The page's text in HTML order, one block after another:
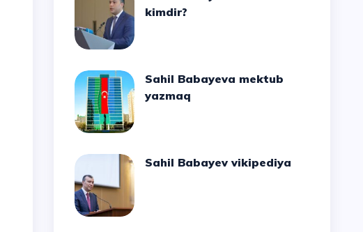
kimdir?
Sahil Babayeva mektub
yazmaq
Sahil Babayev vikipediya